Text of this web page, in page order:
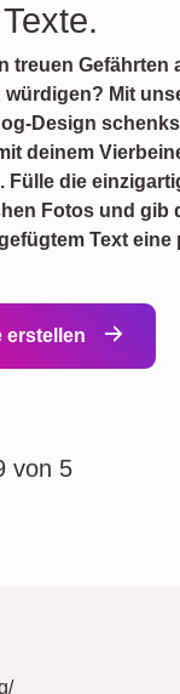
treuen Gefährten
würdigen? Mit
Design
deinem
Fülle die
Fotos und gib
Text eine
erstellen
von 5